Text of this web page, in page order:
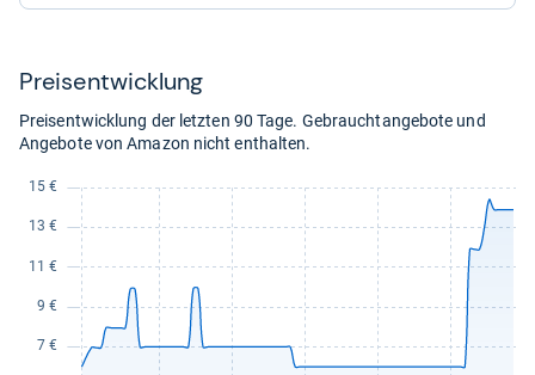
Preis­ent­wick­lung
Preisentwicklung der letzten 90 Tage. Gebrauchtangebote und
Angebote von Amazon nicht enthalten.